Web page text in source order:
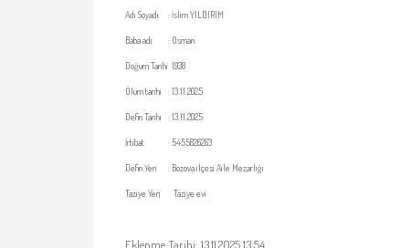
Adı Soyadı :İslim YILDIRIM
Baba adı : Osman
Doğum Tarihi 1938
Ölüm tarihi :13.11.2025
Defin Tarihi :13.11.2025
İrtibat :5455826263
Defin Yeri : Bozova ilçesi Aile Mezarlığı
Taziye Yeri Taziye evi
Eklenme Tarihi: 13.11.2025 13:54